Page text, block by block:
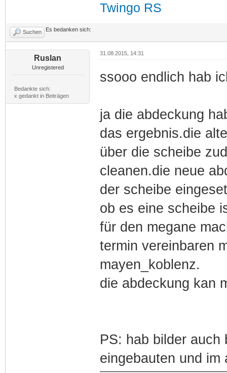
Twingo RS
Suchen Es bedanken sich:
Ruslan
Unregistered
Bedankte sich:
x gedankt in Beiträgen
31.08.2015, 14:31
ssooo endlich hab
ja die abdeckung
das ergebnis.die
über die scheibe
cleanen.die neue
der scheibe
ob es eine scheibe
für den megane
termin vereinbaren
mayen_koblenz.
die abdeckung kan
PS: hab bilder auch
eingebauten und im